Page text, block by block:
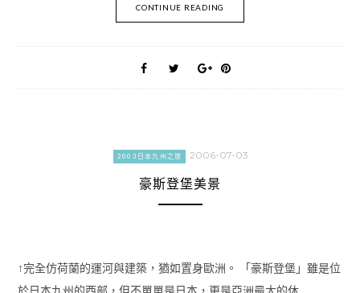
CONTINUE READING
2003日本九州之旅 2006-07-03
豪斯登堡美景
↑完全仿荷蘭的運河與建築，猶如置身歐洲。 「豪斯登堡」雖是位